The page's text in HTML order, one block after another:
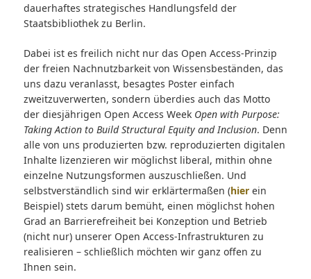
dauerhaftes strategisches Handlungsfeld der
Staatsbibliothek zu Berlin.
Dabei ist es freilich nicht nur das Open Access-Prinzip
der freien Nachnutzbarkeit von Wissensbeständen, das
uns dazu veranlasst, besagtes Poster einfach
zweitzuverwerten, sondern überdies auch das Motto
der diesjährigen Open Access Week Open with Purpose:
Taking Action to Build Structural Equity and Inclusion. Denn
alle von uns produzierten bzw. reproduzierten digitalen
Inhalte lizenzieren wir möglichst liberal, mithin ohne
einzelne Nutzungsformen auszuschließen. Und
selbstverständlich sind wir erklärtermaßen (hierein
Beispiel) stets darum bemüht, einen möglichst hohen
Grad an Barrierefreiheit bei Konzeption und Betrieb
(nicht nur) unserer Open Access-Infrastrukturen zu
realisieren – schließlich möchten wir ganz offen zu
Ihnen sein.